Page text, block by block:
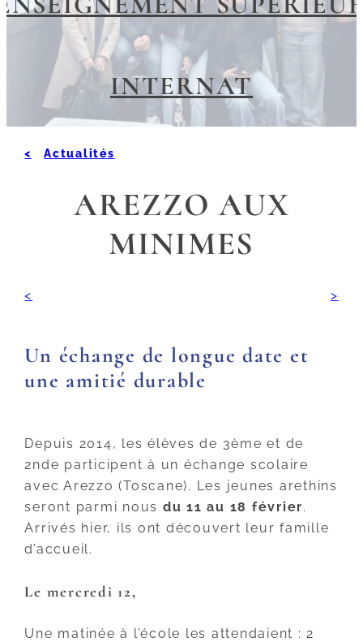
INTERNAT
Actualités
AREZZO AUX
MINIMES
Un échange de longue date et
une amitié durable
Depuis 2014, les élèves de 3ème et de
2nde participent à un échange scolaire
avec Arezzo (Toscane). Les jeunes arethins
seront parmi nous du 11 au 18 février.
Arrivés hier, ils ont découvert leur famille
d’accueil.
Le mercredi 12,
Une matinée à l’école les attendaient : 2